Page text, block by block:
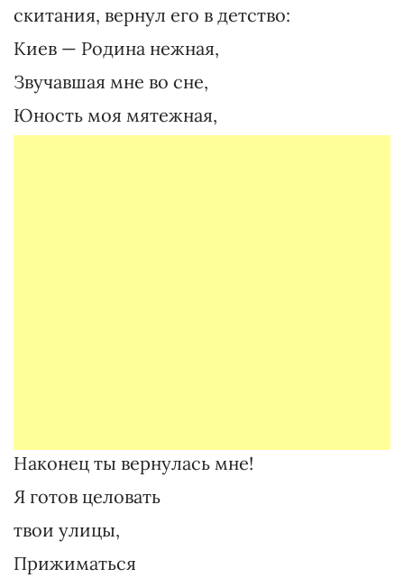
скитания, вернул его в детство:
Киев — Родина нежная,
Звучавшая мне во сне,
Юность моя мятежная,
Наконец ты вернулась мне!
Я готов целовать
твои улицы,
Прижиматься